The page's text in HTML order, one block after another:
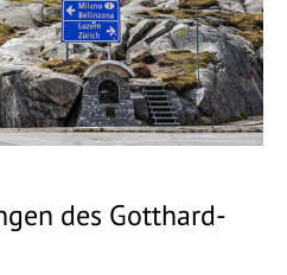
des Gotthard-